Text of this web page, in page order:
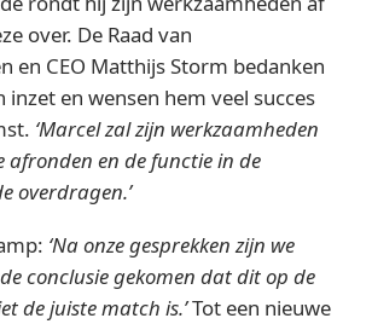
over. De Raad van
en CEO Matthijs Storm bedanken
inzet en wensen hem veel succes
‘Marcel zal zijn werkzaamheden
afronden en de functie in de
overdragen.’
‘Na onze gesprekken zijn we
conclusie gekomen dat dit op de
de juiste match is.’Tot een nieuwe